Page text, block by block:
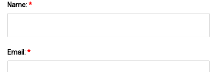
Name:*
Email:*